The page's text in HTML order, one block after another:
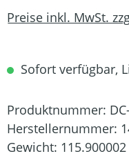
Preise inkl. MwSt.
Sofort verfügbar,
Produktnummer:
Herstellernummer:
Gewicht: